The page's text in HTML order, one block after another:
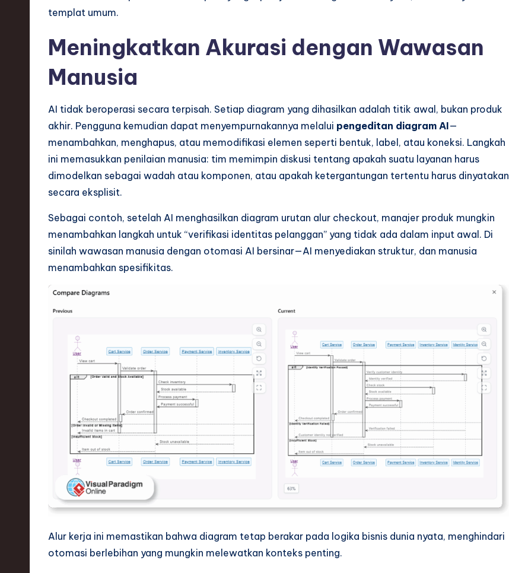
templat umum.
Meningkatkan Akurasi dengan Wawasan
Manusia
AI tidak beroperasi secara terpisah. Setiap diagram yang dihasilkan adalah titik awal, bukan produk
akhir. Pengguna kemudian dapat menyempurnakannya melalui pengeditan diagram AI—
menambahkan, menghapus, atau memodifikasi elemen seperti bentuk, label, atau koneksi. Langkah
ini memasukkan penilaian manusia: tim memimpin diskusi tentang apakah suatu layanan harus
dimodelkan sebagai wadah atau komponen, atau apakah ketergantungan tertentu harus dinyatakan
secara eksplisit.
Sebagai contoh, setelah AI menghasilkan diagram urutan alur checkout, manajer produk mungkin
menambahkan langkah untuk “verifikasi identitas pelanggan” yang tidak ada dalam input awal. Di
sinilah wawasan manusia dengan otomasi AI bersinar—AI menyediakan struktur, dan manusia
menambahkan spesifikitas.
Alur kerja ini memastikan bahwa diagram tetap berakar pada logika bisnis dunia nyata, menghindari
otomasi berlebihan yang mungkin melewatkan konteks penting.